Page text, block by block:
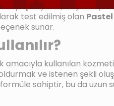
duymaz, böylece
test edilmiş olan
sunar.
amacıyla kullanılan
ve istenen şekli
sahiptir, bu da uzun